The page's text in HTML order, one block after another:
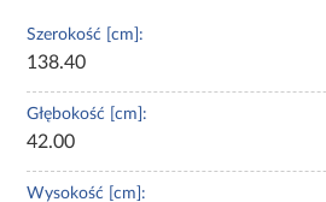
Szerokość [cm]:
138.40
Głębokość [cm]:
42.00
Wysokość [cm]: